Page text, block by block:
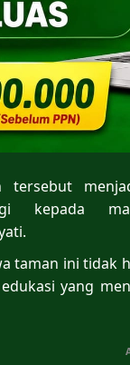
tersebut
kepada
taman ini tidak
yang